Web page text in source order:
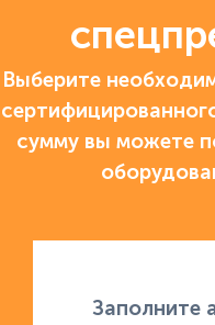
Выберите
сумму вы можете
Заполните